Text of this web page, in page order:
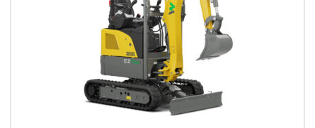
KASUTATUD TEHNIKA
KARJÄÄR
MEIST